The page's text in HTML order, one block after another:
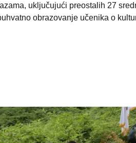
uključujući preostalih 27
obrazovanje učenika o